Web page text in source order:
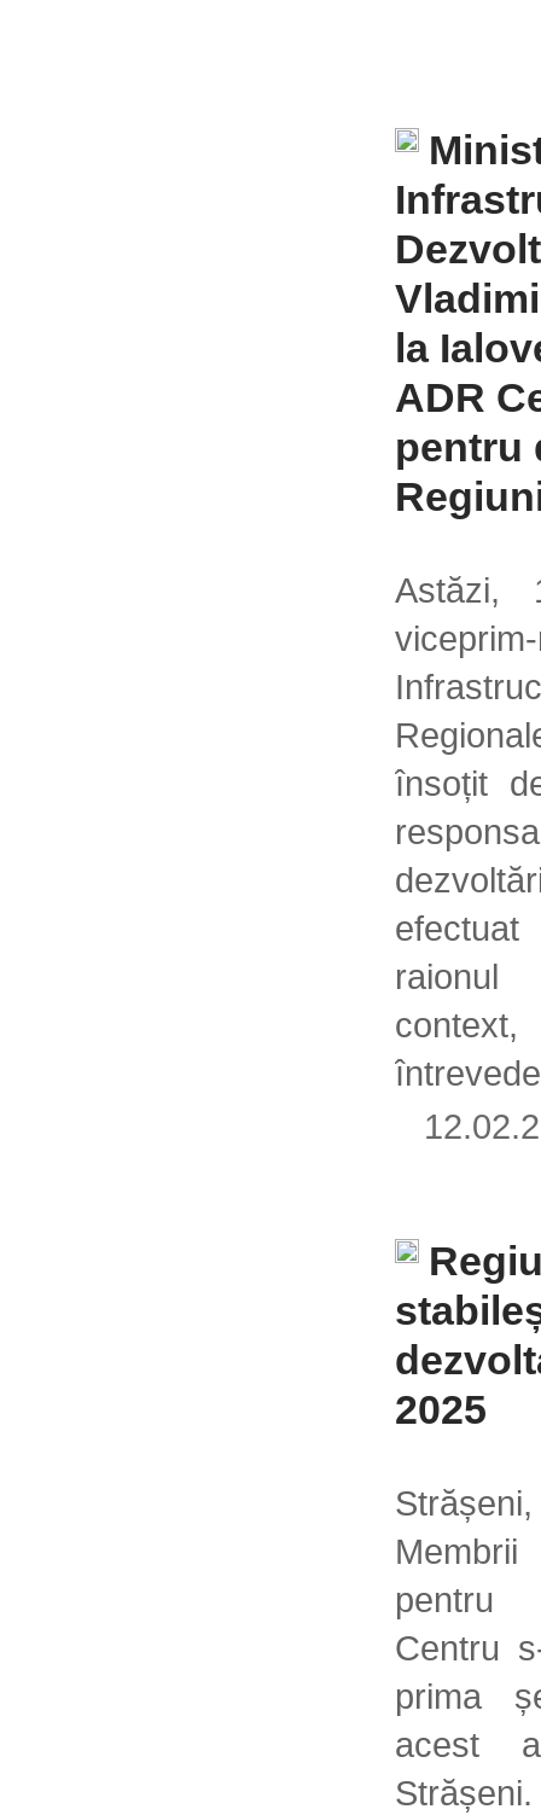
la
ADR
pentru
Astăzi,
însoțit
raionul
2025
Membrii
pentru
Centru
prima
acest